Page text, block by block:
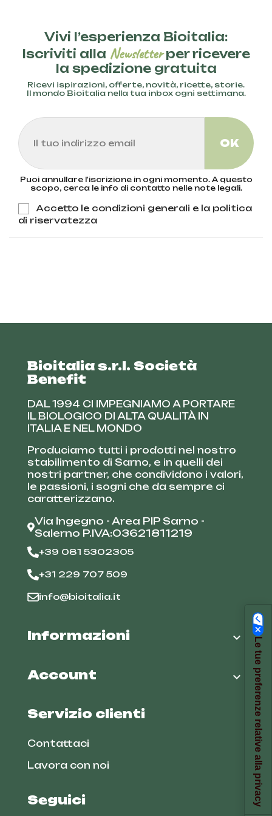
Vivi l’esperienza Bioitalia:
Iscriviti alla Newsletterper ricevere
la spedizione gratuita
Ricevi ispirazioni, offerte, novità, ricette, storie.
Il mondo Bioitalia nella tua inbox ogni settimana.
Puoi annullare l'iscrizione in ogni momento. A questo
scopo, cerca le info di contatto nelle note legali.
Accetto le condizioni generali e la politica
di riservatezza
Bioitalia s.r.l. Società
Benefit
DAL 1994 CI IMPEGNIAMO A PORTARE
IL BIOLOGICO DI ALTA QUALITÀ IN
ITALIA E NEL MONDO
Produciamo tutti i prodotti nel nostro
stabilimento di Sarno, e in quelli dei
nostri partner, che condividono i valori,
le passioni, i sogni che da sempre ci
caratterizzano.
Via Ingegno - Area PIP Sarno -
Salerno P.IVA:03621811219
+39 081 5302305
+31 229 707 509
info@bioitalia.it
Informazioni 
Account 
Servizio clienti
Contattaci
Lavora con noi
Seguici Le tue preferenze relative alla privacy